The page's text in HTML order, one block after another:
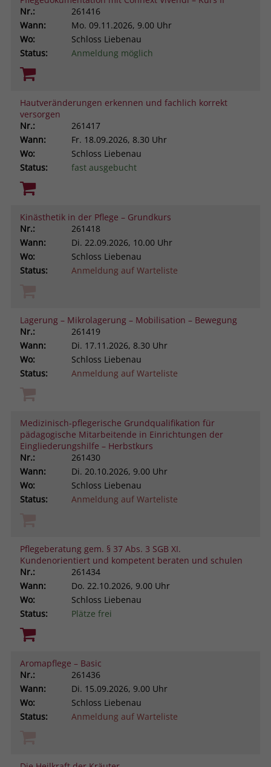
Nr.:
261416
Wann:
Mo. 09.11.2026, 9.00 Uhr
Wo:
Schloss Liebenau
Status:
Anmeldung möglich
Hautveränderungen erkennen und fachlich korrekt
versorgen
Nr.:
261417
Wann:
Fr. 18.09.2026, 8.30 Uhr
Wo:
Schloss Liebenau
Status:
fast ausgebucht
Kinästhetik in der Pflege – Grundkurs
Nr.:
261418
Wann:
Di. 22.09.2026, 10.00 Uhr
Wo:
Schloss Liebenau
Status:
Anmeldung auf Warteliste
Lagerung – Mikrolagerung – Mobilisation – Bewegung
Nr.:
261419
Wann:
Di. 17.11.2026, 8.30 Uhr
Wo:
Schloss Liebenau
Status:
Anmeldung auf Warteliste
Medizinisch-pflegerische Grundqualifikation für
pädagogische Mitarbeitende in Einrichtungen der
Eingliederungshilfe – Herbstkurs
Nr.:
261430
Wann:
Di. 20.10.2026, 9.00 Uhr
Wo:
Schloss Liebenau
Status:
Anmeldung auf Warteliste
Pflegeberatung gem. § 37 Abs. 3 SGB XI.
Kundenorientiert und kompetent beraten und schulen
Nr.:
261434
Wann:
Do. 22.10.2026, 9.00 Uhr
Wo:
Schloss Liebenau
Status:
Plätze frei
Aromapflege – Basic
Nr.:
261436
Wann:
Di. 15.09.2026, 9.00 Uhr
Wo:
Schloss Liebenau
Status:
Anmeldung auf Warteliste